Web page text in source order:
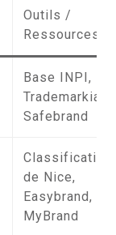
Outils /
Ressources
Base INPI,
Trademarkia,
Safebrand
Classification
de Nice,
Easybrand,
MyBrand